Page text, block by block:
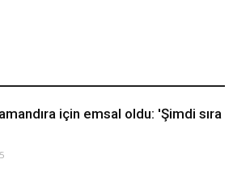
için emsal oldu: 'Şimdi sıra